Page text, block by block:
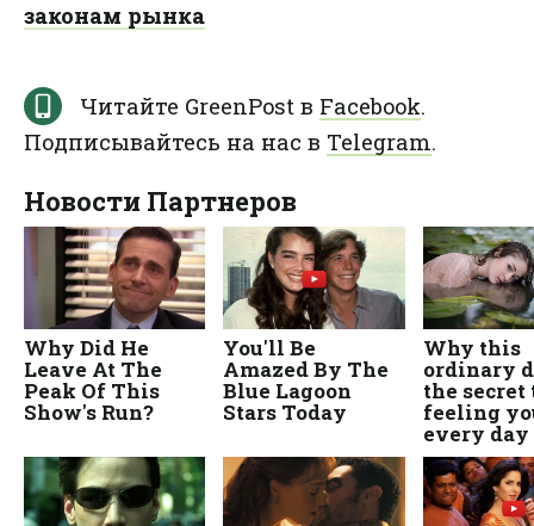
законам рынка
Читайте GreenPost в Facebook.
Подписывайтесь на нас в Telegram.